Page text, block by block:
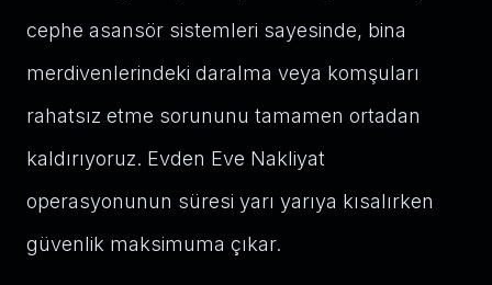
cephe asansör sistemleri sayesinde, bina
merdivenlerindeki daralma veya komşuları
rahatsız etme sorununu tamamen ortadan
kaldırıyoruz. Evden Eve Nakliyat
operasyonunun süresi yarı yarıya kısalırken
güvenlik maksimuma çıkar.